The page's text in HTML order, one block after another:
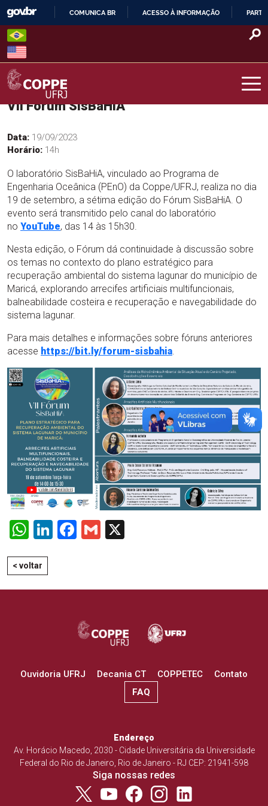
Skip
content
O
COMUNICA BR ACESSO À INFORMAÇÃO
COPPE – UFRJ
VII Fórum SisBaHiA
Data: 19/09/2023
Horário: 14h
O laboratório SisBaHiA, vinculado ao Programa de
Engenharia Oceânica (PEnO) da Coppe/UFRJ, realiza no dia
19 de setembro, a sétima edição do Fórum SisBaHiA. O
evento será transmitido pelo canal do laboratório
no YouTube, das 14 às 15h30.
Nesta edição, o Fórum dá continuidade à discussão sobre
os temas no contexto do plano estratégico para
recuperação ambiental do sistema lagunar do município de
Maricá, explorando arrecifes artificiais multifuncionais,
balneabilidade costeira e recuperação e navegabilidade do
sistema lagunar.
Para mais detalhes e informações sobre fóruns anteriores
acesse https://bit.ly/forum-sisbahia.
WhatsApp
LinkedIn
Facebook
Gmail
< voltar
Ouvidoria UFRJ Decania CT COPPETEC
Contato
FAQ
Endereço
Av. Horácio Macedo, 2030 - Cidade Universitária da Universidade
Federal do Rio de Janeiro, Rio de Janeiro - RJ CEP: 21941-598
Siga nossas redes